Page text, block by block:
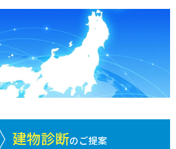
建物診断のご提案